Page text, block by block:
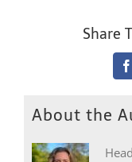
Share
About the